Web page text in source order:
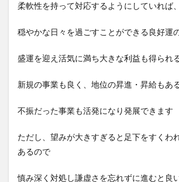
柔軟性を持って対応するようにしていれば、
穏やかな日々を過ごすことができる良好運
盛運を迎え活気に満ち大きな利益も得られ
新規の事業も良く、地位の昇進・昇給もあ
不振だった事業も活発になり発展できます
ただし、望みが大きすぎると足下をすくわ
あるので
慎み深く対処し謙虚さを忘れずに進むと良